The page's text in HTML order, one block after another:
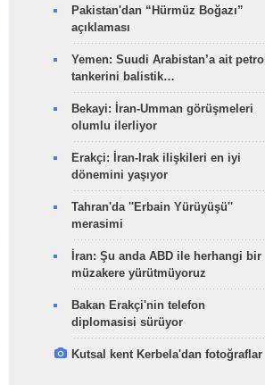
Pakistan'dan “Hürmüz Boğazı”
açıklaması
Yemen: Suudi Arabistan’a ait petrol
tankerini balistik…
Bekayi: İran-Umman görüşmeleri
olumlu ilerliyor
Erakçi: İran-Irak ilişkileri en iyi
dönemini yaşıyor
Tahran'da ''Erbain Yürüyüşü''
merasimi
İran: Şu anda ABD ile herhangi bir
müzakere yürütmüyoruz
Bakan Erakçi'nin telefon
diplomasisi sürüyor
Kutsal kent Kerbela'dan fotoğraflar